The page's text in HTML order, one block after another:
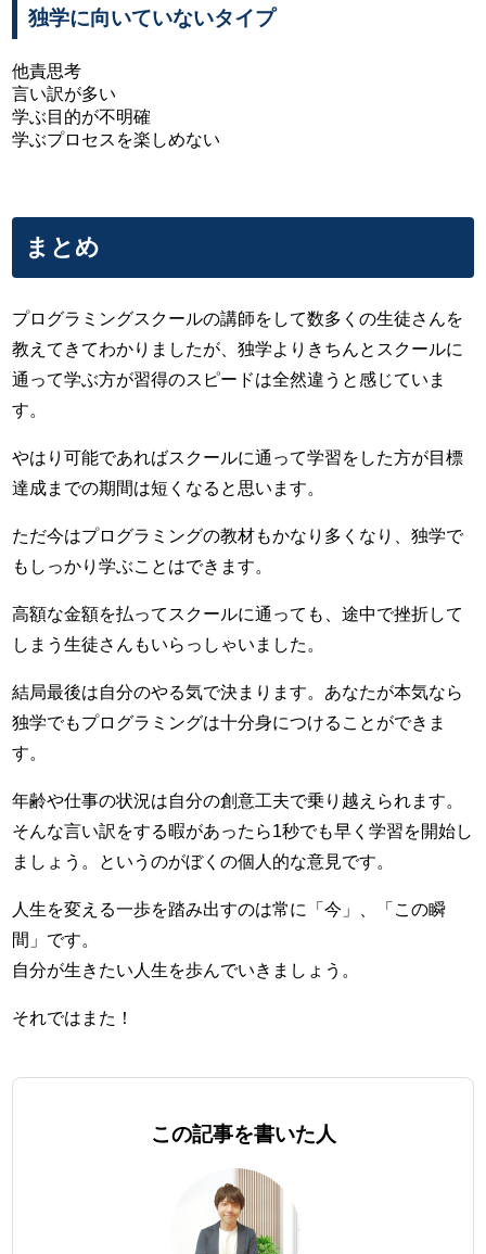
独学に向いていないタイプ
他責思考
言い訳が多い
学ぶ目的が不明確
学ぶプロセスを楽しめない
まとめ
プログラミングスクールの講師をして数多くの生徒さんを
教えてきてわかりましたが、独学よりきちんとスクールに
通って学ぶ方が習得のスピードは全然違うと感じていま
す。
やはり可能であればスクールに通って学習をした方が目標
達成までの期間は短くなると思います。
ただ今はプログラミングの教材もかなり多くなり、独学で
もしっかり学ぶことはできます。
高額な金額を払ってスクールに通っても、途中で挫折して
しまう生徒さんもいらっしゃいました。
結局最後は自分のやる気で決まります。あなたが本気なら
独学でもプログラミングは十分身につけることができま
す。
年齢や仕事の状況は自分の創意工夫で乗り越えられます。
そんな言い訳をする暇があったら1秒でも早く学習を開始し
ましょう。というのがぼくの個人的な意見です。
人生を変える一歩を踏み出すのは常に「今」、「この瞬
間」です。
自分が生きたい人生を歩んでいきましょう。
それではまた！
この記事を書いた人